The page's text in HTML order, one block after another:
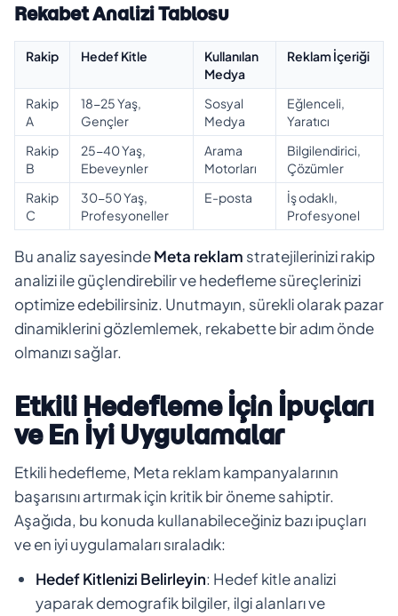
Rekabet Analizi Tablosu
Rakip Hedef Kitle
Kullanılan
Medya
Reklam İçeriği
Rakip
A
18-25 Yaş,
Gençler
Sosyal
Medya
Eğlenceli,
Yaratıcı
Rakip
B
25-40 Yaş,
Ebeveynler
Arama
Motorları
Bilgilendirici,
Çözümler
Rakip
C
30-50 Yaş,
Profesyoneller
E-posta
İş odaklı,
Profesyonel
Bu analiz sayesindeMeta reklam stratejilerinizi rakip
analizi ile güçlendirebilir ve hedefleme süreçlerinizi
optimize edebilirsiniz. Unutmayın, sürekli olarak pazar
dinamiklerini gözlemlemek, rekabette bir adım önde
olmanızı sağlar.
Etkili Hedefleme İçin İpuçları
ve En İyi Uygulamalar
Etkili hedefleme, Meta reklam kampanyalarının
başarısını artırmak için kritik bir öneme sahiptir.
Aşağıda, bu konuda kullanabileceğiniz bazı ipuçları
ve en iyi uygulamaları sıraladık:
Hedef Kitlenizi Belirleyin: Hedef kitle analizi
yaparak demografik bilgiler, ilgi alanları ve